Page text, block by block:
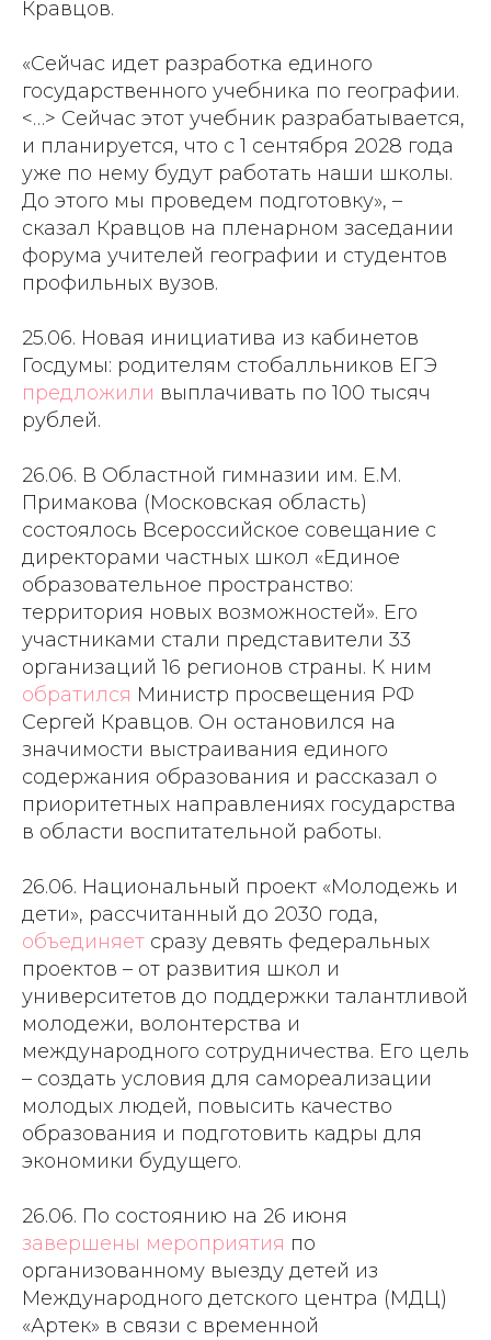
Кравцов.
«Сейчас идет разработка единого
государственного учебника по географии.
<…> Сейчас этот учебник разрабатывается,
и планируется, что с 1 сентября 2028 года
уже по нему будут работать наши школы.
До этого мы проведем подготовку», –
сказал Кравцов на пленарном заседании
форума учителей географии и студентов
профильных вузов.
25.06. Новая инициатива из кабинетов
Госдумы: родителям стобалльников ЕГЭ
предложили выплачивать по 100 тысяч
рублей.
26.06. В Областной гимназии им. Е.М.
Примакова (Московская область)
состоялось Всероссийское совещание с
директорами частных школ «Единое
образовательное пространство:
территория новых возможностей». Его
участниками стали представители 33
организаций 16 регионов страны. К ним
обратился Министр просвещения РФ
Сергей Кравцов. Он остановился на
значимости выстраивания единого
содержания образования и рассказал о
приоритетных направлениях государства
в области воспитательной работы.
26.06. Национальный проект «Молодежь и
дети», рассчитанный до 2030 года,
объединяет сразу девять федеральных
проектов – от развития школ и
университетов до поддержки талантливой
молодежи, волонтерства и
международного сотрудничества. Его цель
– создать условия для самореализации
молодых людей, повысить качество
образования и подготовить кадры для
экономики будущего.
26.06. По состоянию на 26 июня
завершены мероприятия по
организованному выезду детей из
Международного детского центра (МДЦ)
«Артек» в связи с временной